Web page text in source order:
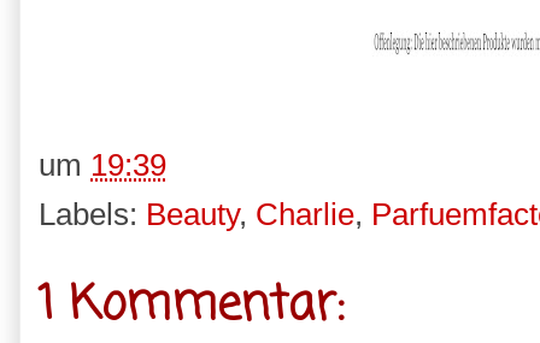
um 19:39
Labels: Beauty, Charlie,
1 Kommentar: